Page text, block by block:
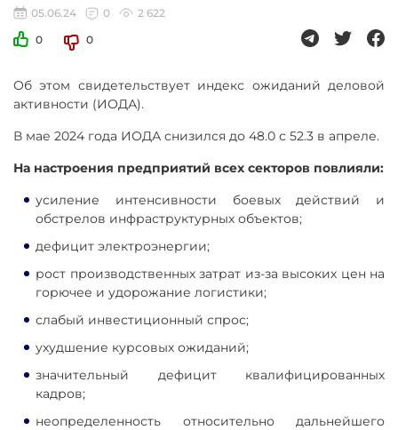
05.06.24 0
2 622
0
0
Об этом свидетельствует индекс ожиданий деловой
активности (ИОДА).
В мае 2024 года ИОДА снизился до 48.0 с 52.3 в апреле.
На настроения предприятий всех секторов повлияли:
усиление интенсивности боевых действий и
обстрелов инфраструктурных объектов;
дефицит электроэнергии;
рост производственных затрат из-за высоких цен на
горючее и удорожание логистики;
слабый инвестиционный спрос;
ухудшение курсовых ожиданий;
значительный дефицит квалифицированных
кадров;
неопределенность относительно дальнейшего